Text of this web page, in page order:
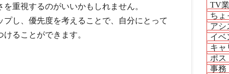
重視するのがいいかもしれません。
し、優先度を考えることで、自分にとって
ることができます。
TV
ちょ
アシ
イベ
キャ
ポス
事務